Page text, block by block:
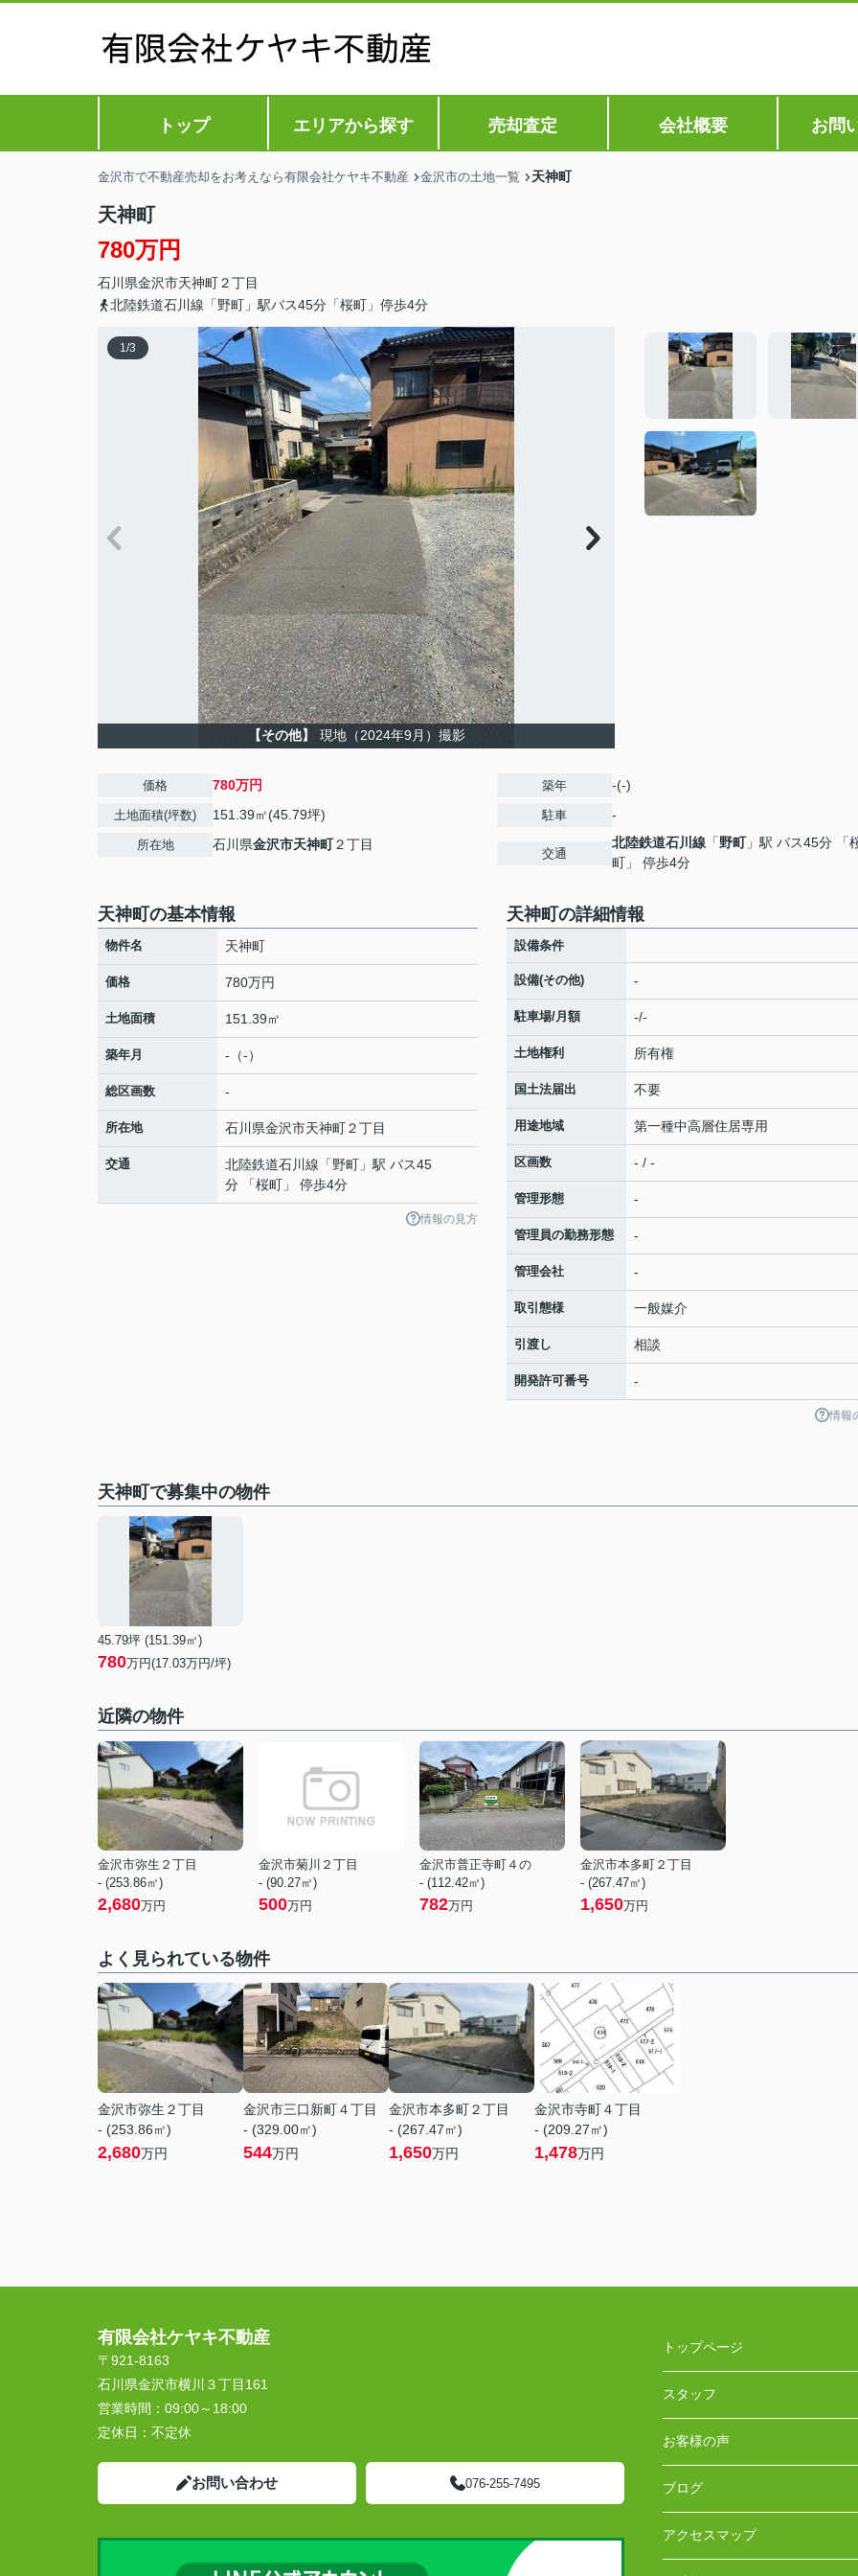
トップ エリアから探す 売却査定 会社概要 お問
金沢市で不動産売却をお考えなら有限会社ケヤキ不動産 金沢市の土地一覧 天神町
天神町
780万円
石川県金沢市天神町２丁目
北陸鉄道石川線「野町」駅バス45分「桜町」停歩4分
1/3
【その他】 現地（2024年9月）撮影
価格 780万円
土地面積(坪数) 151.39㎡(45.79坪)
所在地 石川県金沢市天神町２丁目
築年 -(-)
駐車 -
交通
北陸鉄道石川線 「野町」駅 バス45分 「
町」 停歩4分
天神町の基本情報
物件名 天神町
価格 780万円
土地面積 151.39㎡
築年月 -（-）
総区画数 -
所在地 石川県金沢市天神町２丁目
交通 北陸鉄道石川線 「野町 」駅 バス45
分 「桜町」 停歩4分
情報の見方
天神町の詳細情報
設備条件
設備(その他) -
駐車場/月額 -/-
土地権利 所有権
国土法届出 不要
用途地域 第一種中高層住居専用
区画数 - / -
管理形態 -
管理員の勤務形態 -
管理会社 -
取引態様 一般媒介
引渡し 相談
開発許可番号 -
情報
天神町で募集中の物件
45.79坪 (151.39㎡)
780万円(17.03万円/坪)
近隣の物件
金沢市弥生２丁目
- (253.86㎡)
2,680万円
金沢市菊川２丁目
- (90.27㎡)
500万円
金沢市普正寺町４の
- (112.42㎡)
782万円
金沢市本多町２丁目
- (267.47㎡)
1,650万円
よく見られている物件
金沢市弥生２丁目
- (253.86㎡)
2,680万円
金沢市三口新町４丁目
- (329.00㎡)
544万円
金沢市本多町２丁目
- (267.47㎡)
1,650万円
金沢市寺町４丁目
- (209.27㎡)
1,478万円
有限会社ケヤキ不動産
〒921-8163
石川県金沢市横川３丁目161
営業時間： 09:00～18:00
定休日： 不定休
お問い合わせ 076-255-7495
トップページ
スタッフ
お客様の声
ブログ
アクセスマップ